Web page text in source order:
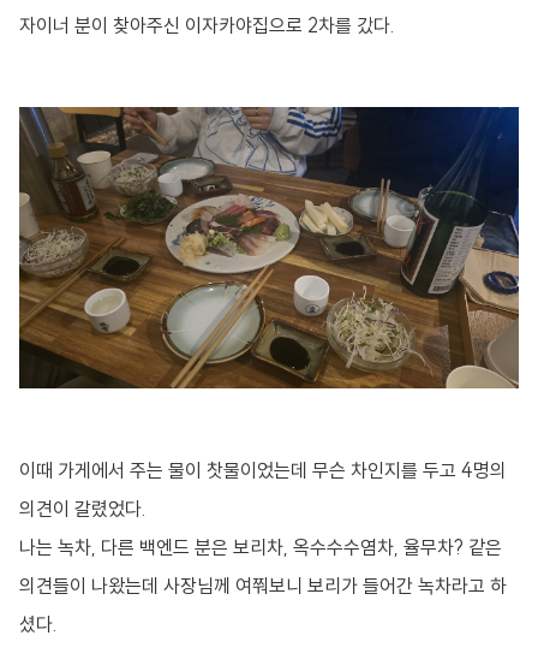
자이너 분이 찾아주신 이자카야집으로 2차를 갔다.
이때 가게에서 주는 물이 찻물이었는데 무슨 차인지를 두고 4명의
의견이 갈렸었다.
나는 녹차, 다른 백엔드 분은 보리차, 옥수수수염차, 율무차? 같은
의견들이 나왔는데 사장님께 여쭤보니 보리가 들어간 녹차라고 하
셨다.